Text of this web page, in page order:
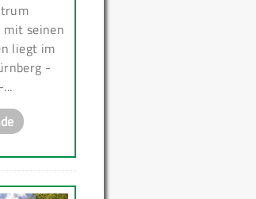
mit seinen
liegt im
-